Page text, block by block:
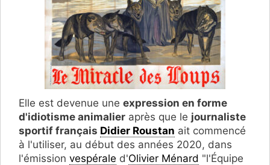
Elle est devenue une expression en forme
d'idiotisme animalier après que le journaliste
sportif français Didier Roustan ait commencé
à l'utiliser, au début des années 2020, dans
l'émission vespérale d'Olivier Ménard "l'Équipe